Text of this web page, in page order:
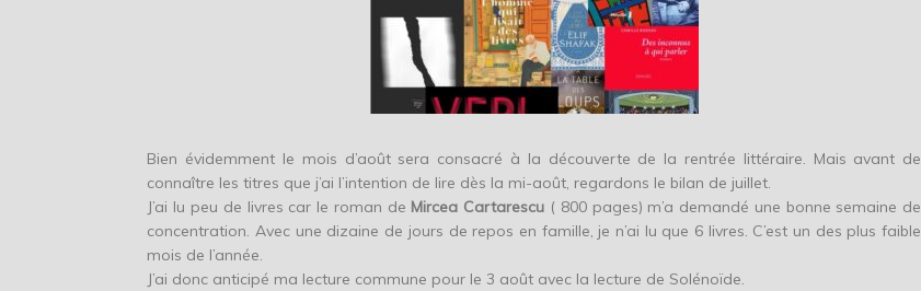
Bien évidemment le mois d’août sera consacré à la découverte de la rentrée littéraire. Mais avant de
connaître les titres que j’ai l’intention de lire dès la mi-août, regardons le bilan de juillet.
J’ai lu peu de livres car le roman de Mircea Cartarescu ( 800 pages) m’a demandé une bonne semaine de
concentration. Avec une dizaine de jours de repos en famille, je n’ai lu que 6 livres. C’est un des plus faible
mois de l’année.
J’ai donc anticipé ma lecture commune pour le 3 août avec la lecture de Solénoïde.